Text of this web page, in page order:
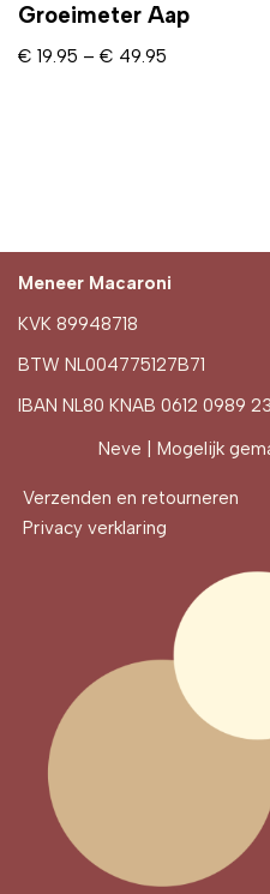
Groeimeter Aap
€ 19.95 – € 49.95
Meneer Macaroni
KVK 89948718
BTW NL004775127B71
IBAN NL80 KNAB 0612 0989 23
Neve | Mogelijk
Verzenden en retourneren
Privacy verklaring